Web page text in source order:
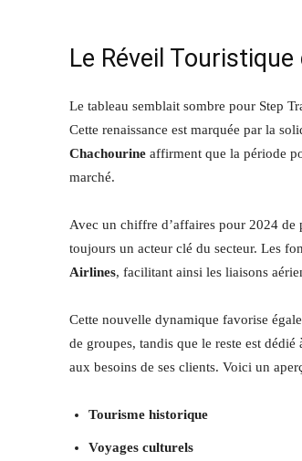
Le Réveil Touristique
Le tableau semblait sombre pour Step
Cette renaissance est marquée par la
Chachourine affirment que la période
marché.
Avec un chiffre d’affaires pour 2024 de
toujours un acteur clé du secteur. Les
Airlines, facilitant ainsi les liaisons
Cette nouvelle dynamique favorise
de groupes, tandis que le reste est
aux besoins de ses clients. Voici un
Tourisme historique
Voyages culturels